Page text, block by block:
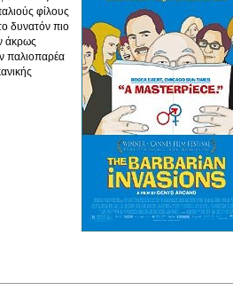
φίλους
δυνατόν πιο
άκρως
παλιοπαρέα